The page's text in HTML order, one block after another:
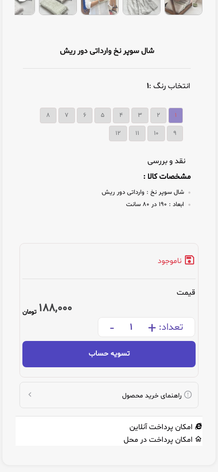
شال سوپر نخ وارداتی دور ریش
انتخاب رنگ :۱
۱ ۲ ۳ ۴ ۵ ۶ ۷ ۸
9
10
11
12
نقد و بررسی
مشخصات کالا :
شال سوپر نخ : وارداتی دور ریش
ابعاد :
ناموجود
قیمت
188,000 تومان
تعداد: +
-
تسویه حساب
راهنمای خرید محصول
امکان پرداخت آنلاین
امکان پرداخت در محل